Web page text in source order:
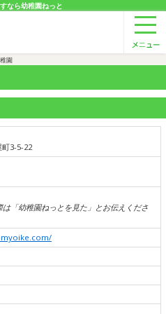
なら幼稚園ねっと
園
町3-5-22
「幼稚園ねっとを見た」とお伝えくださ